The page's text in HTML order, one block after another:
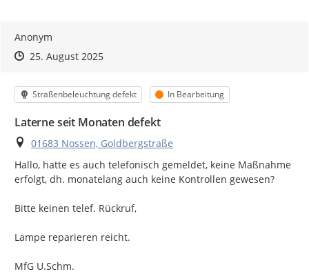
Anonym
Zeitpunkt des Erstellens
Zeitpunkt des Erstellens
25. August 2025Zur Äußerung
Kategorie
Straßenbeleuchtung defekt Status
In Bearbeitung
Laterne seit Monaten defekt
Ort
01683 Nossen, Goldbergstraße
Hallo, hatte es auch telefonisch gemeldet, keine Maßnahme
erfolgt, dh. monatelang auch keine Kontrollen gewesen?
Bitte keinen telef. Rückruf,
Lampe reparieren reicht.
MfG U.Schm.